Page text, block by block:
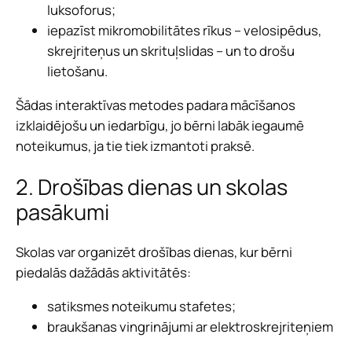
luksoforus;
iepazīst mikromobilitātes rīkus – velosipēdus,
skrejriteņus un skrituļslidas – un to drošu
lietošanu.
Šādas interaktīvas metodes padara mācīšanos
izklaidējošu un iedarbīgu, jo bērni labāk iegaumē
noteikumus, ja tie tiek izmantoti praksē.
2. Drošības dienas un skolas
pasākumi
Skolas var organizēt drošības dienas, kur bērni
piedalās dažādās aktivitātēs:
satiksmes noteikumu stafetes;
braukšanas vingrinājumi ar elektroskrejriteņiem